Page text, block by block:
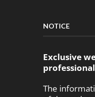
NOTICE
Exclusive
The